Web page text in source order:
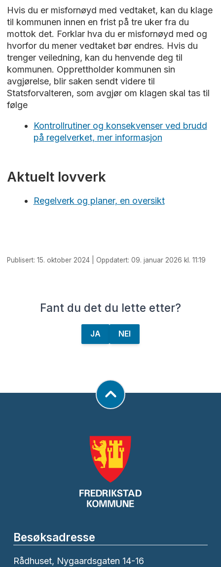
Hvis du er misfornøyd med vedtaket, kan du klage
til kommunen innen en frist på tre uker fra du
mottok det. Forklar hva du er misfornøyd med og
hvorfor du mener vedtaket bør endres. Hvis du
trenger veiledning, kan du henvende deg til
kommunen. Opprettholder kommunen sin
avgjørelse, blir saken sendt videre til
Statsforvalteren, som avgjør om klagen skal tas til
følge
Kontrollrutiner og konsekvenser ved brudd
på regelverket, mer informasjon
Aktuelt lovverk
Regelverk og planer, en oversikt
Publisert: 15. oktober 2024 | Oppdatert: 09. januar 2026 kl. 11:19
Fant du det du lette etter?
JA NEI
Besøksadresse
Rådhuset, Nygaardsgaten 14-16